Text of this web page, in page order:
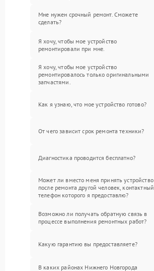
Мне нужен срочный ремонт. Сможете
сделать?
Я хочу, чтобы мое устройство
ремонтировали при мне.
Я хочу, чтобы мое устройство
ремонтировалось только оригинальными
запчастями.
Как я узнаю, что мое устройство готово?
От чего зависит срок ремонта техники?
Диагностика проводится бесплатно?
Может ли вместо меня принять устройство
после ремонта другой человек, контактный
телефон которого я предоставлю?
Возможно ли получать обратную связь в
процессе выполнения ремонтных работ?
Какую гарантию вы предоставляете?
В каких районах Нижнего Новгорода